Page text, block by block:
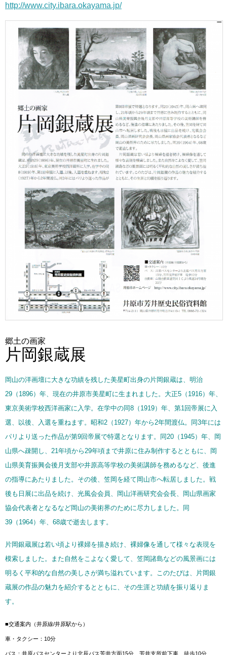
http://www.city.ibara.okayama.jp/
郷土の画家
片岡銀蔵展
岡山の洋画壇に大きな功績を残した美星町出身の片岡銀蔵は、明治
29（1896）年、現在の井原市美星町に生まれました。大正5（1916）年、
東京美術学校西洋画家に入学。在学中の同8（1919）年、第1回帝展に入
選、以後、入選を重ねます。昭和2（1927）年から2年間渡仏。同3年には
パリより送った作品が第9回帝展で特選となります。同20（1945）年、岡
山県へ疎開し、21年頃から29年頃まで井原に住み制作するとともに、岡
山県美育振興会後月支部や井原高等学校の美術講師を務めるなど、後進
の指導にあたりました。その後、笠岡を経て岡山市へ転居しました。戦
後も日展に出品を続け、光風会会員、岡山洋画研究会会長、岡山県画家
協会代表者となるなど岡山の美術界のために尽力しました。同
39（1964）年、68歳で逝去します。
片岡銀蔵展は若い頃より裸婦を描き続け、裸婦像を通して様々な表現を
模索しました。また自然をこよなく愛して、笠岡諸島などの風景画には
明るく平和的な自然の美しさが満ち溢れています。このたびは、片岡銀
蔵展の作品の魅力を紹介するとともに、その生涯と功績を振り返りま
す。
■交通案内（井原線/井原駅から）
車・タクシー：10分
バス：井原バスセンターより北辰バス芳井方面15分、芳井支所前下車 徒歩10分